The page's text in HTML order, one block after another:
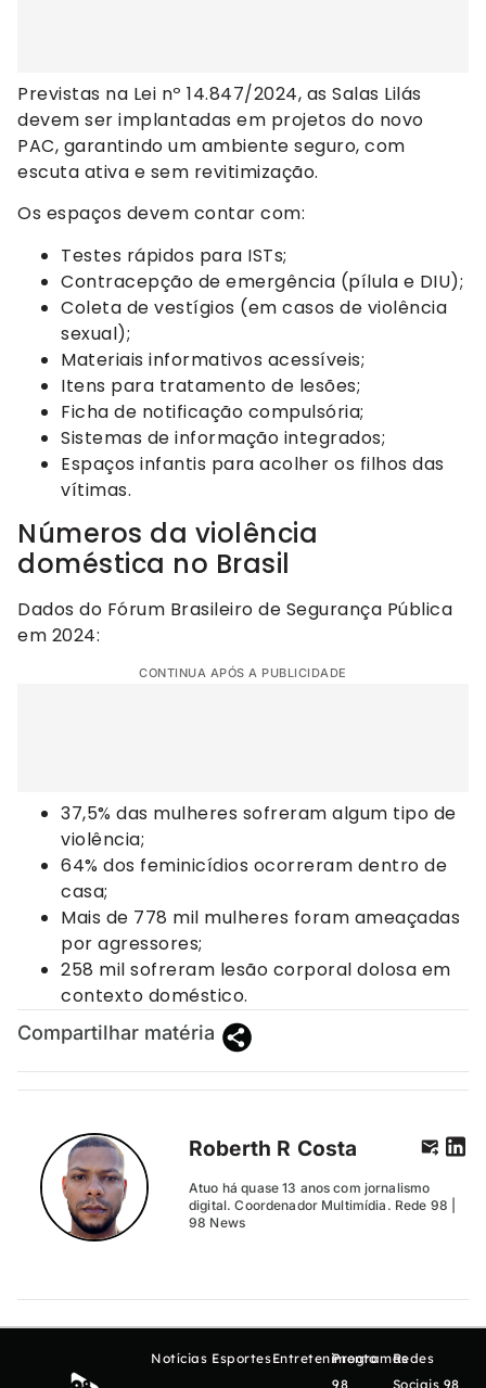
Previstas na Lei nº 14.847/2024, as Salas Lilás
devem ser implantadas em projetos do novo
PAC, garantindo um ambiente seguro, com
escuta ativa e sem revitimização.
Os espaços devem contar com:
Testes rápidos para ISTs;
Contracepção de emergência (pílula e DIU);
Coleta de vestígios (em casos de violência
sexual);
Materiais informativos acessíveis;
Itens para tratamento de lesões;
Ficha de notificação compulsória;
Sistemas de informação integrados;
Espaços infantis para acolher os filhos das
vítimas.
Números da violência
doméstica no Brasil
Dados do Fórum Brasileiro de Segurança Pública
em 2024:
CONTINUA APÓS A PUBLICIDADE
37,5% das mulheres sofreram algum tipo de
violência;
64% dos feminicídios ocorreram dentro de
casa;
Mais de 778 mil mulheres foram ameaçadas
por agressores;
258 mil sofreram lesão corporal dolosa em
contexto doméstico.
Compartilhar matéria
Roberth R Costa
Atuo há quase 13 anos com jornalismo
digital. Coordenador Multimídia. Rede 98 |
98 News
Notícias EsportesEntretenimento
Programas
98
Redes
Sociais 98